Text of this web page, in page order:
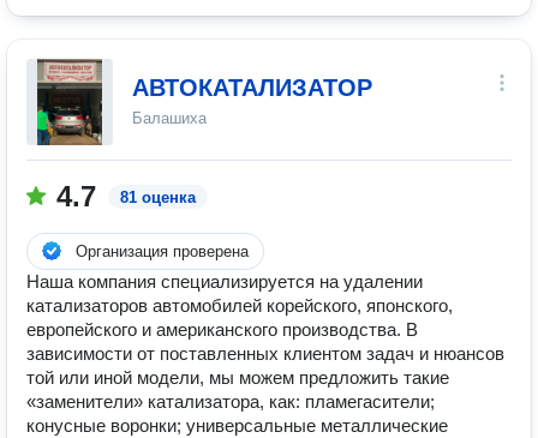
АВТОКАТАЛИЗАТОР
Балашиха
4.7 81 оценка
Организация проверена
Наша компания специализируется на удалении
катализаторов автомобилей корейского, японского,
европейского и американского производства. В
зависимости от поставленных клиентом задач и нюансов
той или иной модели, мы можем предложить такие
«заменители» катализатора, как: пламегасители;
конусные воронки; универсальные металлические